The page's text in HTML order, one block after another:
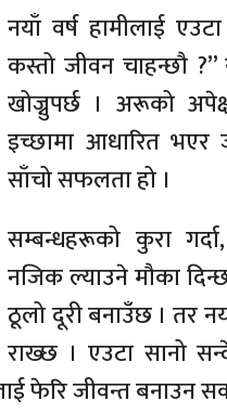
नयाँ वर्ष हामीलाई एउटा
कस्तो जीवन चाहन्छौ
खोज्नुपर्छ । अरूको
इच्छामा आधारित भएर
साँचो सफलता हो ।
सम्बन्धहरूको कुरा
नजिक ल्याउने मौका
ठूलो दूरी बनाउँछ । तर
राख्छ । एउटा सानो
फेरि जीवन्त बनाउन